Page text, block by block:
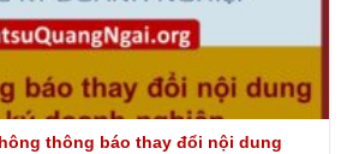
thông báo thay đổi nội dung